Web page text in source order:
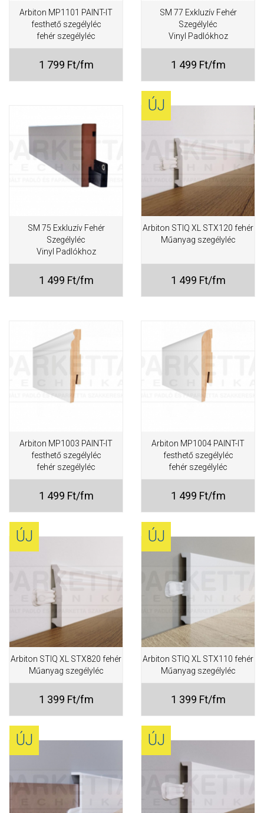
Arbiton MP1101 PAINT-IT
festhető szegélyléc
fehér szegélyléc
1 799 Ft/fm
SM 77 Exkluzív Fehér
Szegélyléc
Vinyl Padlókhoz
1 499 Ft/fm
SM 75 Exkluzív Fehér
Szegélyléc
Vinyl Padlókhoz
1 499 Ft/fm
ÚJ
Arbiton STIQ XL STX120 fehér
Műanyag szegélyléc
1 499 Ft/fm
Arbiton MP1003 PAINT-IT
festhető szegélyléc
fehér szegélyléc
1 499 Ft/fm
Arbiton MP1004 PAINT-IT
festhető szegélyléc
fehér szegélyléc
1 499 Ft/fm
ÚJ
Arbiton STIQ XL STX820 fehér
Műanyag szegélyléc
1 399 Ft/fm
ÚJ
Arbiton STIQ XL STX110 fehér
Műanyag szegélyléc
1 399 Ft/fm
ÚJ ÚJ